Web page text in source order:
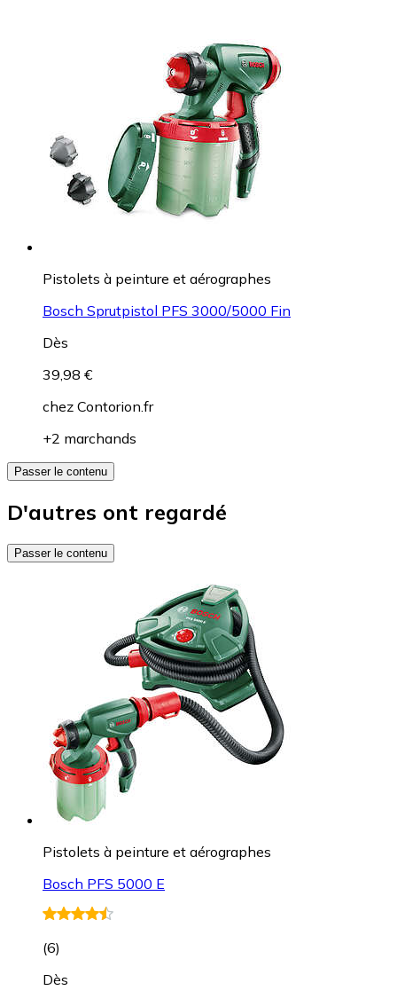
Pistolets à peinture et aérographes
Bosch Sprutpistol PFS 3000/5000 Fin
Dès
39,98 €
chez Contorion.fr
+2 marchands
Passer le contenu
D'autres ont regardé
Passer le contenu
Pistolets à peinture et aérographes
Bosch PFS 5000 E
(6)
Dès